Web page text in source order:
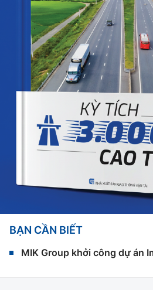
BẠN CẦN BIẾT
MIK Group khởi công dự án